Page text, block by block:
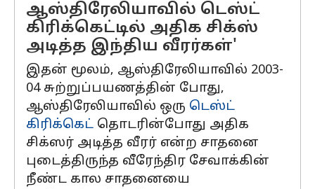
ஆஸ்திரேலியாவில் டெஸ்ட்
கிரிக்கெட்டில் அதிக சிக்ஸ்
அடித்த இந்திய வீரர்கள்'
இதன் மூலம், ஆஸ்திரேலியாவில் 2003-
04 சுற்றுப்பயணத்தின் போது,
ஆஸ்திரேலியாவில் ஒரு டெஸ்ட்
கிரிக்கெட் தொடரின்போது அதிக
சிக்ஸர் அடித்த வீரர் என்ற சாதனை
புடைத்திருந்த வீரேந்திர சேவாக்கின்
நீண்ட கால சாதனையை